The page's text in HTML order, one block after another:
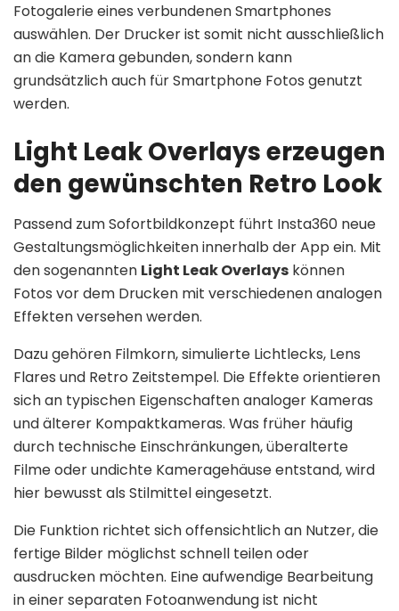
Fotogalerie eines verbundenen Smartphones
auswählen. Der Drucker ist somit nicht ausschließlich
an die Kamera gebunden, sondern kann
grundsätzlich auch für Smartphone Fotos genutzt
werden.
Light Leak Overlays erzeugen
den gewünschten Retro Look
Passend zum Sofortbildkonzept führt Insta360 neue
Gestaltungsmöglichkeiten innerhalb der App ein. Mit
den sogenannten Light Leak Overlays können
Fotos vor dem Drucken mit verschiedenen analogen
Effekten versehen werden.
Dazu gehören Filmkorn, simulierte Lichtlecks, Lens
Flares und Retro Zeitstempel. Die Effekte orientieren
sich an typischen Eigenschaften analoger Kameras
und älterer Kompaktkameras. Was früher häufig
durch technische Einschränkungen, überalterte
Filme oder undichte Kameragehäuse entstand, wird
hier bewusst als Stilmittel eingesetzt.
Die Funktion richtet sich offensichtlich an Nutzer, die
fertige Bilder möglichst schnell teilen oder
ausdrucken möchten. Eine aufwendige Bearbeitung
in einer separaten Fotoanwendung ist nicht